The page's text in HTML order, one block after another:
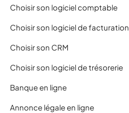
Choisir son logiciel comptable
Choisir son logiciel de facturation
Choisir son CRM
Choisir son logiciel de trésorerie
Banque en ligne
Annonce légale en ligne